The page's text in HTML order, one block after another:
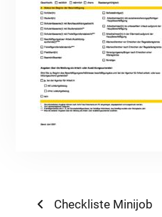
Beitragsnavigation
Previous
Checkliste Minijob